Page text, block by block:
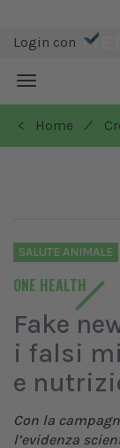
Login con
Toggle
navigation
< Home
/
SALUTE ANIMALE
ONE HEALTH
Fake
i falsi
e
Con la
l’evidenza